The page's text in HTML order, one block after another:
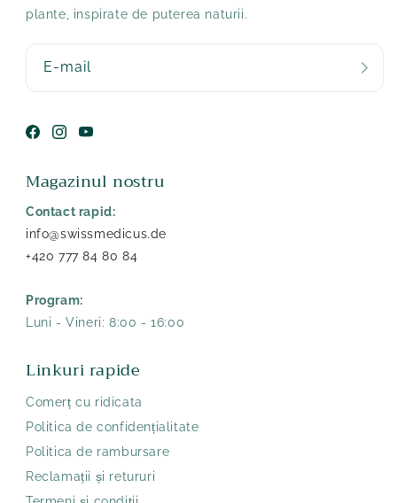
plante, inspirate de puterea naturii.
E-mail
Facebook
Instagram
YouTube
Magazinul nostru
Contact rapid:
info@swissmedicus.de
+420 777 84 80 84
Program:
Luni - Vineri: 8:00 - 16:00
Linkuri rapide
Comerț cu ridicata
Politica de confidențialitate
Politica de rambursare
Reclamații și retururi